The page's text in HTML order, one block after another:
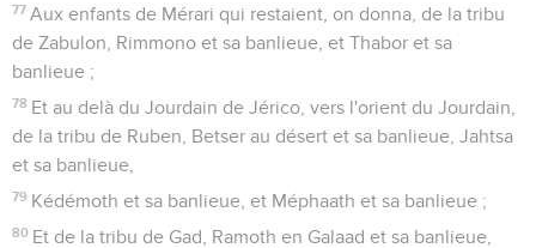
77 Aux enfants de Mérari qui restaient, on donna, de la tribu
de Zabulon, Rimmono et sa banlieue, et Thabor et sa
banlieue ;
78 Et au delà du Jourdain de Jérico, vers l'orient du Jourdain,
de la tribu de Ruben, Betser au désert et sa banlieue, Jahtsa
et sa banlieue,
79 Kédémoth et sa banlieue, et Méphaath et sa banlieue ;
80 Et de la tribu de Gad, Ramoth en Galaad et sa banlieue,